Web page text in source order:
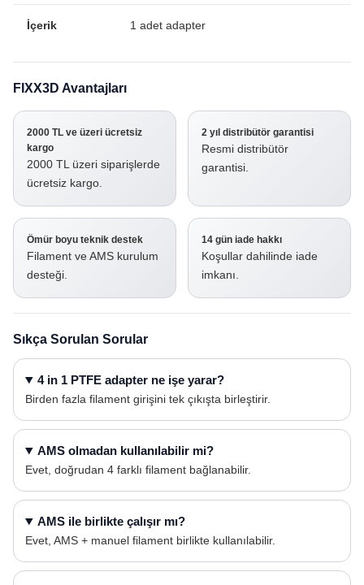
İçerik 1 adet adapter
FIXX3D Avantajları
2000 TL ve üzeri ücretsiz
kargo
2000 TL üzeri siparişlerde
ücretsiz kargo.
2 yıl distribütör garantisi
Resmi distribütör
garantisi.
Ömür boyu teknik destek
Filament ve AMS kurulum
desteği.
14 gün iade hakkı
Koşullar dahilinde iade
imkanı.
Sıkça Sorulan Sorular
4 in 1 PTFE adapter ne işe yarar?
Birden fazla filament girişini tek çıkışta birleştirir.
AMS olmadan kullanılabilir mi?
Evet, doğrudan 4 farklı filament bağlanabilir.
AMS ile birlikte çalışır mı?
Evet, AMS + manuel filament birlikte kullanılabilir.